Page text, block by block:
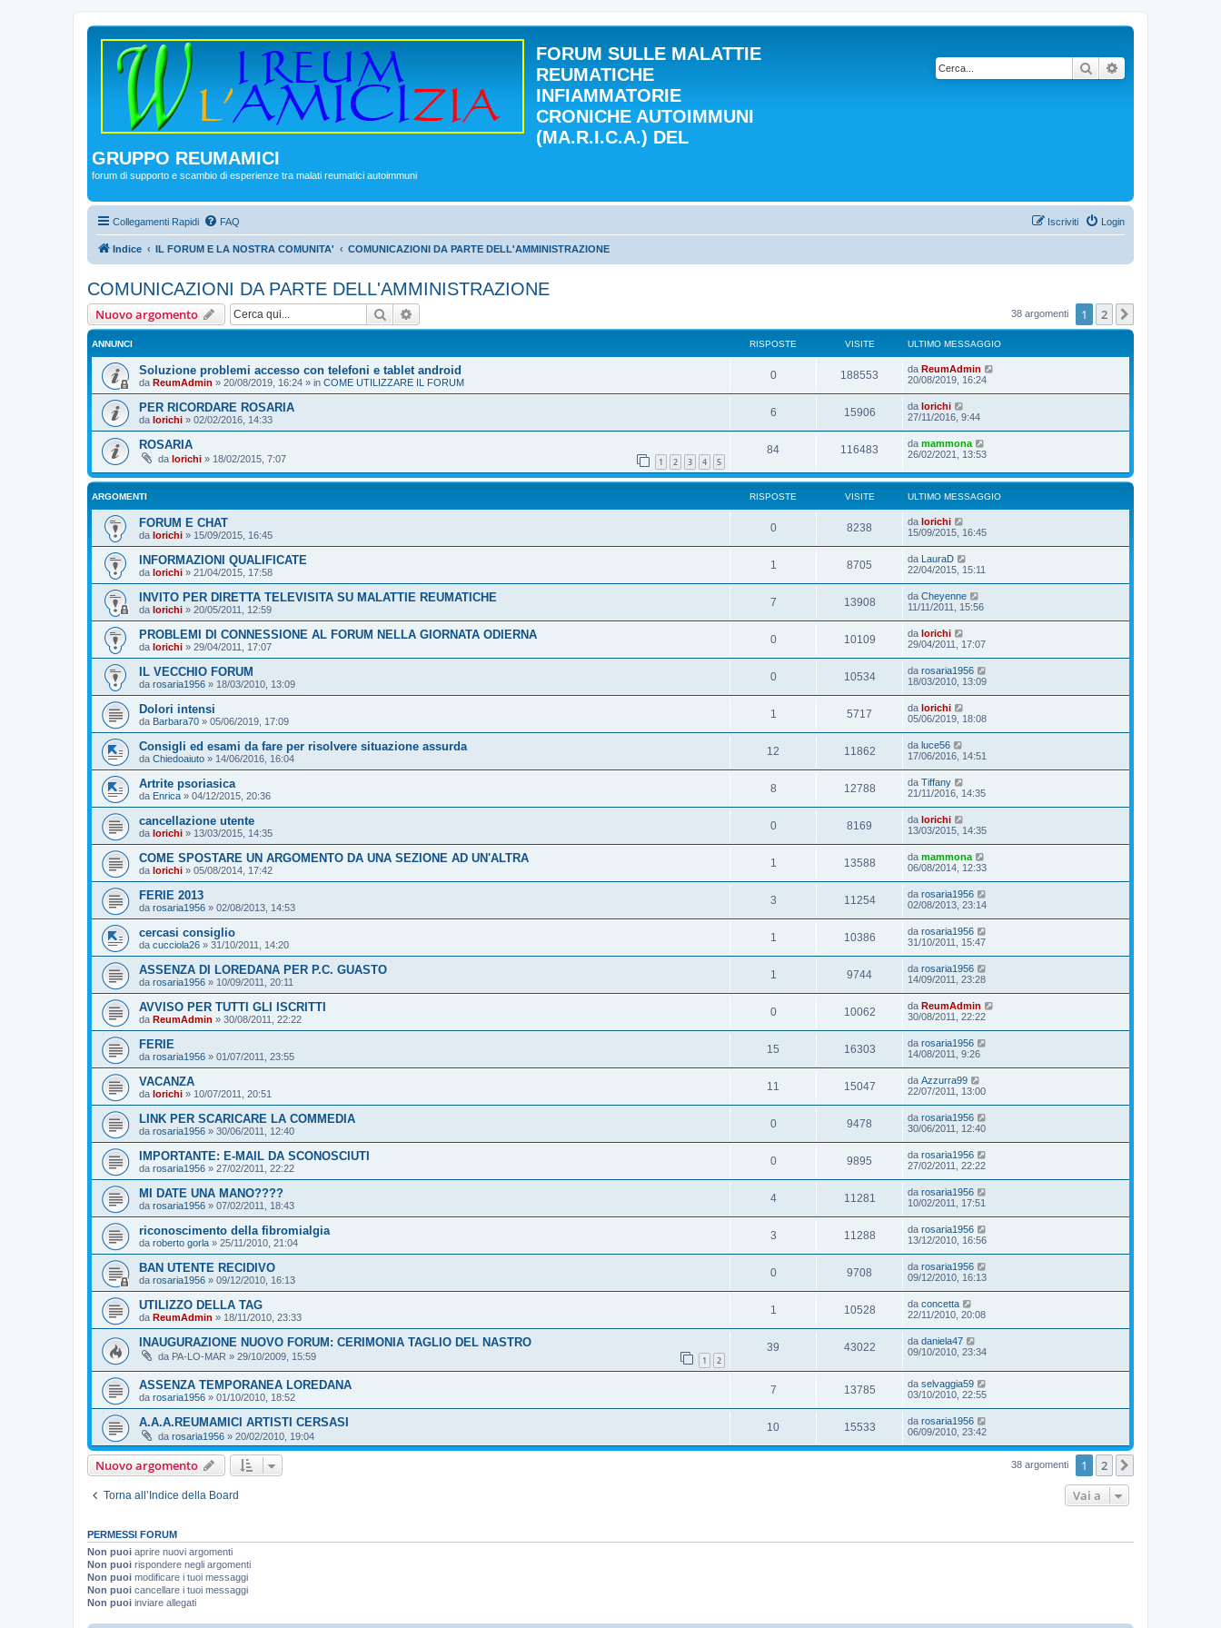
FORUM SULLE MALATTIE
REUMATICHE
INFIAMMATORIE
CRONICHE AUTOIMMUNI
(MA.R.I.C.A.) DEL
GRUPPO REUMAMICI
forum di supporto e scambio di esperienze tra malati reumatici autoimmuni
Cerca
Collegamenti Rapidi FAQ Login
Iscriviti
Indice IL FORUM E LA NOSTRA COMUNITA' COMUNICAZIONI DA PARTE DELL'AMMINISTRAZIONE
COMUNICAZIONI DA PARTE DELL'AMMINISTRAZIONE
Nuovo argomento Cerca 38 argomenti 1 2
ANNUNCI RISPOSTE VISITE ULTIMO MESSAGGIO
Soluzione problemi accesso con telefoni e tablet android
da ReumAdmin » 20/08/2019, 16:24 » in COME UTILIZZARE IL FORUM
0 188553 da ReumAdmin
20/08/2019, 16:24
PER RICORDARE ROSARIA
da lorichi » 02/02/2016, 14:33
6 15906 da lorichi
27/11/2016, 9:44
ROSARIA
da lorichi » 18/02/2015, 7:07 1 2 3 4 5
84 116483 da mammona
26/02/2021, 13:53
ARGOMENTI RISPOSTE VISITE ULTIMO MESSAGGIO
FORUM E CHAT
da lorichi » 15/09/2015, 16:45
0 8238 da lorichi
15/09/2015, 16:45
INFORMAZIONI QUALIFICATE
da lorichi » 21/04/2015, 17:58
1 8705 da LauraD
22/04/2015, 15:11
INVITO PER DIRETTA TELEVISITA SU MALATTIE REUMATICHE
da lorichi » 20/05/2011, 12:59
7 13908 da Cheyenne
11/11/2011, 15:56
PROBLEMI DI CONNESSIONE AL FORUM NELLA GIORNATA ODIERNA
da lorichi » 29/04/2011, 17:07
0 10109 da lorichi
29/04/2011, 17:07
IL VECCHIO FORUM
da rosaria1956 » 18/03/2010, 13:09
0 10534 da rosaria1956
18/03/2010, 13:09
Dolori intensi
da Barbara70 » 05/06/2019, 17:09
1 5717 da lorichi
05/06/2019, 18:08
Consigli ed esami da fare per risolvere situazione assurda
da Chiedoaiuto » 14/06/2016, 16:04
12 11862 da luce56
17/06/2016, 14:51
Artrite psoriasica
da Enrica » 04/12/2015, 20:36
8 12788 da Tiffany
21/11/2016, 14:35
cancellazione utente
da lorichi » 13/03/2015, 14:35
0 8169 da lorichi
13/03/2015, 14:35
COME SPOSTARE UN ARGOMENTO DA UNA SEZIONE AD UN'ALTRA
da lorichi » 05/08/2014, 17:42
1 13588 da mammona
06/08/2014, 12:33
FERIE 2013
da rosaria1956 » 02/08/2013, 14:53
3 11254 da rosaria1956
02/08/2013, 23:14
cercasi consiglio
da cucciola26 » 31/10/2011, 14:20
1 10386 da rosaria1956
31/10/2011, 15:47
ASSENZA DI LOREDANA PER P.C. GUASTO
da rosaria1956 » 10/09/2011, 20:11
1 9744 da rosaria1956
14/09/2011, 23:28
AVVISO PER TUTTI GLI ISCRITTI
da ReumAdmin » 30/08/2011, 22:22
0 10062 da ReumAdmin
30/08/2011, 22:22
FERIE
da rosaria1956 » 01/07/2011, 23:55
15 16303 da rosaria1956
14/08/2011, 9:26
VACANZA
da lorichi » 10/07/2011, 20:51
11 15047 da Azzurra99
22/07/2011, 13:00
LINK PER SCARICARE LA COMMEDIA
da rosaria1956 » 30/06/2011, 12:40
0 9478 da rosaria1956
30/06/2011, 12:40
IMPORTANTE: E-MAIL DA SCONOSCIUTI
da rosaria1956 » 27/02/2011, 22:22
0 9895 da rosaria1956
27/02/2011, 22:22
MI DATE UNA MANO????
da rosaria1956 » 07/02/2011, 18:43
4 11281 da rosaria1956
10/02/2011, 17:51
riconoscimento della fibromialgia
da roberto gorla » 25/11/2010, 21:04
3 11288 da rosaria1956
13/12/2010, 16:56
BAN UTENTE RECIDIVO
da rosaria1956 » 09/12/2010, 16:13
0 9708 da rosaria1956
09/12/2010, 16:13
UTILIZZO DELLA TAG
da ReumAdmin » 18/11/2010, 23:33
1 10528 da concetta
22/11/2010, 20:08
INAUGURAZIONE NUOVO FORUM: CERIMONIA TAGLIO DEL NASTRO
da PA-LO-MAR » 29/10/2009, 15:59 1 2
39 43022 da daniela47
09/10/2010, 23:34
ASSENZA TEMPORANEA LOREDANA
da rosaria1956 » 01/10/2010, 18:52
7 13785 da selvaggia59
03/10/2010, 22:55
A.A.A.REUMAMICI ARTISTI CERSASI
da rosaria1956 » 20/02/2010, 19:04
10 15533 da rosaria1956
06/09/2010, 23:42
Nuovo argomento 38 argomenti 1 2
Torna all’Indice della Board Vai a
PERMESSI FORUM
Non puoi aprire nuovi argomenti
Non puoi rispondere negli argomenti
Non puoi modificare i tuoi messaggi
Non puoi cancellare i tuoi messaggi
Non puoi inviare allegati